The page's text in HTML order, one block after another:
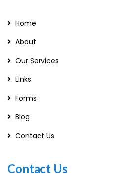
Home
About
Our Services
Links
Forms
Blog
Contact Us
Contact Us